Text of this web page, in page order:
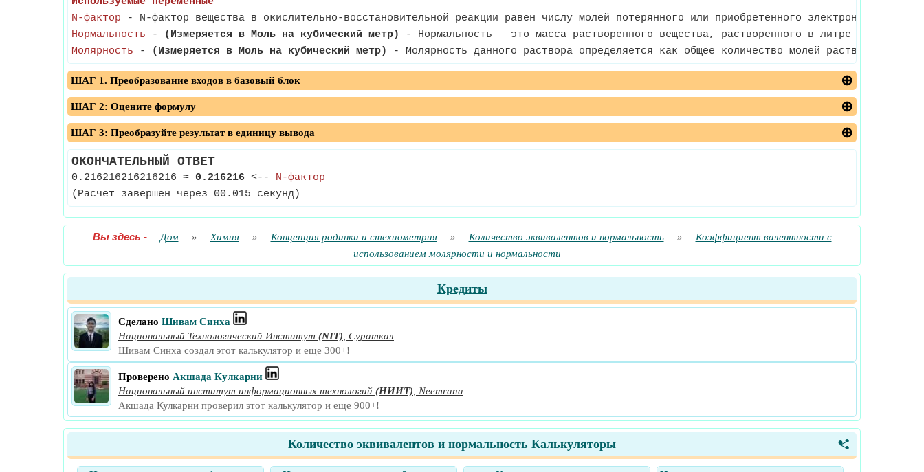
N-фактор - N-фактор вещества в окислительно-восстановительной реакции равен числу молей потерянного или приобретенного электрона на моль.
Нормальность - (Измеряется в Моль на кубический метр)
- Нормальность – это масса растворенного вещества, растворенного в литре раствора.
Молярность - (Измеряется в Моль на кубический метр) - Молярность данного раствора определяется как общее количество молей растворенного
ШАГ 1. Преобразование входов в базовый блок
ШАГ 2: Оцените формулу
ШАГ 3: Преобразуйте результат в единицу вывода
ОКОНЧАТЕЛЬНЫЙ ОТВЕТ
0.216216216216216 ≈ 0.216216 <-- N-фактор
(Расчет завершен через 00.015 секунд)
Вы здесь - Дом » Химия » Концепция родинки и стехиометрия » Количество эквивалентов и нормальность »
Коэффициент валентности с
использованием молярности и нормальности
Кредиты
Сделано Шивам Синха
Национальный Технологический Институт (NIT) Сураткал
Шивам Синха создал этот калькулятор и еще 300+!
Проверено Акшада Кулкарни
Национальный институт информационных технологий (НИИТ)
Neemrana
Акшада Кулкарни проверил этот калькулятор и еще 900+!
<
Количество эквивалентов и нормальность Калькуляторы